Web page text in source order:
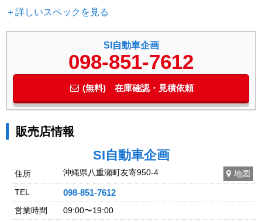
＋詳しいスペックを見る
SI自動車企画
098-851-7612
(無料) 在庫確認・見積依頼
販売店情報
SI自動車企画
住所 沖縄県八重瀬町友寄950-4
地図
TEL
098-851-7612
営業時間
09:00〜19:00